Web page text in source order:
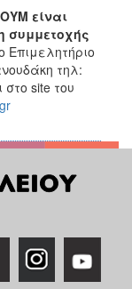
είναι
συμμετοχής
Επιμελητήριο
τηλ:
στο site του